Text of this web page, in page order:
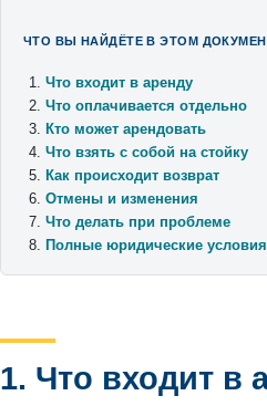
ЧТО ВЫ НАЙДЁТЕ В ЭТОМ
Что входит в аренду
Что оплачивается отдельно
Кто может арендовать
Что взять с собой на стойку
Как происходит возврат
Отмены и изменения
Что делать при проблеме
Полные юридические условия
1. Что входит в